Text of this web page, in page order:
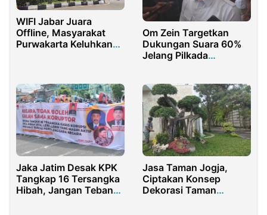
WIFI Jabar Juara
Offline, Masyarakat
Purwakarta Keluhkan
Om Zein Targetkan
Dukungan Suara 60%
Jelang Pilkada
Jaka Jatim Desak KPK
Tangkap 16 Tersangka
Hibah, Jangan Tebang
Jasa Taman Jogja,
Ciptakan Konsep
Dekorasi Taman